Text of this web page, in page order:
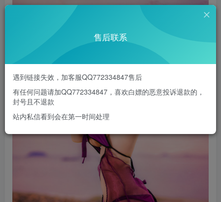
售后联系
遇到链接失效，加客服QQ772334847售后
有任何问题请加QQ772334847，喜欢白嫖的恶意投诉退款的，
封号且不退款
站内私信看到会在第一时间处理